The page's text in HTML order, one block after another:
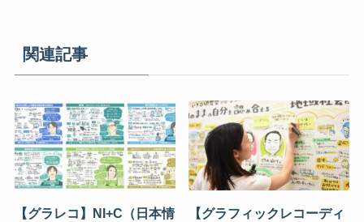
関連記事
【グラレコ】NI+C（日本情
【グラフィックレコーディ